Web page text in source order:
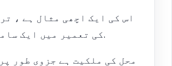
اس کی ایک اچھی مثال ہے ،
کی تعمیر میں ایک سامری اہم علاقے.
محل کی ملکیت ہے جزوی طور